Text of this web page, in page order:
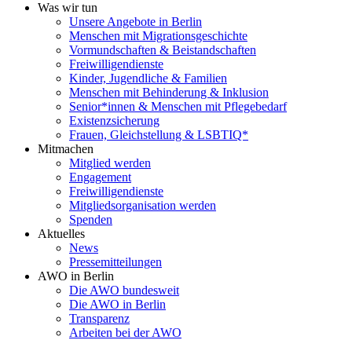
Was wir tun
Unsere Angebote in Berlin
Menschen mit Migrationsgeschichte
Vormundschaften & Beistandschaften
Freiwilligendienste
Kinder, Jugendliche & Familien
Menschen mit Behinderung & Inklusion
Senior*innen & Menschen mit Pflegebedarf
Existenzsicherung
Frauen, Gleichstellung & LSBTIQ*
Mitmachen
Mitglied werden
Engagement
Freiwilligendienste
Mitgliedsorganisation werden
Spenden
Aktuelles
News
Pressemitteilungen
AWO in Berlin
Die AWO bundesweit
Die AWO in Berlin
Transparenz
Arbeiten bei der AWO